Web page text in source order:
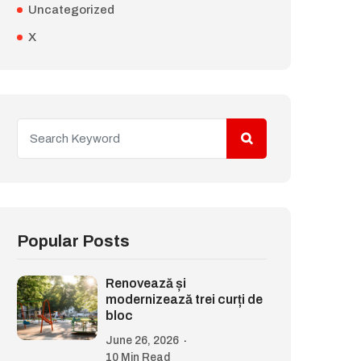
Uncategorized
X
Popular Posts
Renovează și
modernizează trei curți de
bloc
June 26, 2026
10 Min Read